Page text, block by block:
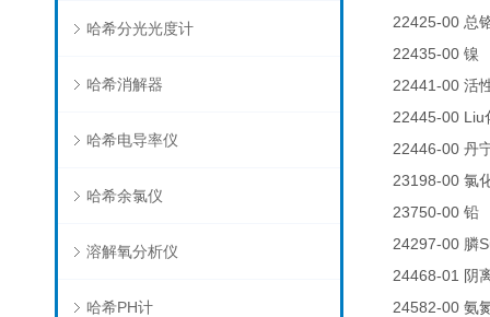
哈希分光光度计
哈希消解器
哈希电导率仪
哈希余氯仪
溶解氧分析仪
哈希PH计
22425-00 总
22435-00 镍
22441-00 活
22445-00 Liu
22446-00 丹
23198-00 氯
23750-00 铅
24297-00 膦
24468-01
阴
24582-00 氨